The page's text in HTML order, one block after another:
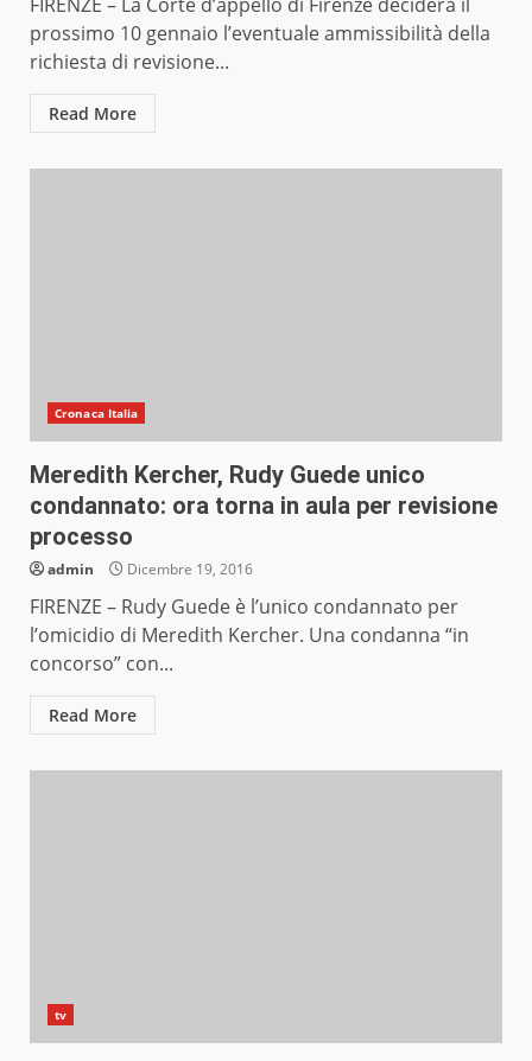
prossimo 10 gennaio l’eventuale ammissibilità della
richiesta di revisione...
Read More
Cronaca Italia
Meredith Kercher, Rudy Guede unico
condannato: ora torna in aula per revisione
processo
admin Dicembre 19, 2016
FIRENZE – Rudy Guede è l’unico condannato per
l’omicidio di Meredith Kercher. Una condanna “in
concorso” con...
Read More
tv